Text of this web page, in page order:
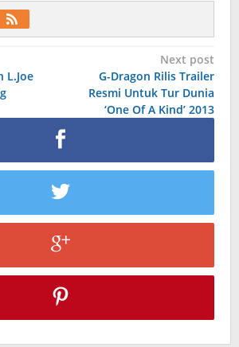
L.Joe
Next post
G-Dragon Rilis Trailer
Resmi Untuk Tur Dunia
‘One Of A Kind’ 2013